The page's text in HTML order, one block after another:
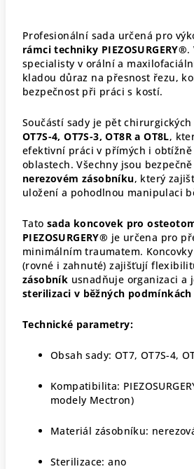
Profesionální sada určená pro
rámci techniky PIEZOSURGERY®.
specialisty v orální a
kladou důraz na přesnost řezu,
bezpečnost při práci s kostí.
Součástí sady je pět chirurgických
OT7S-4, OT7S-3, OT8R a OT8L,
efektivní práci v přímých i
oblastech. Všechny jsou
nerezovém zásobníku, který
uložení a pohodlnou manipulaci
Tato sada koncovek pro
PIEZOSURGERY® je určena pro
minimálním traumatem.
(rovné i zahnuté) zajišťují
zásobník usnadňuje organizaci a
sterilizaci v běžných
Technické parametry:
Obsah sady: OT7, OT7S-4,
Kompatibilita:
modely Mectron)
Materiál zásobníku:
Sterilizace: ano